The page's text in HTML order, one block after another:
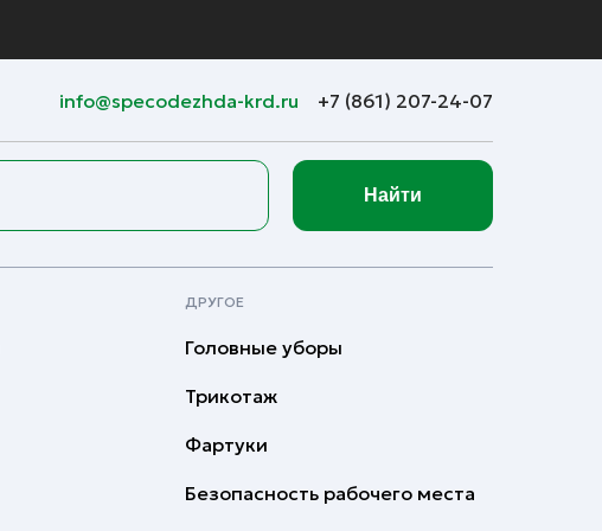
info@specodezhda-krd.ru +7 (861) 207-24-07
Найти
Головные уборы
Трикотаж
Фартуки
Безопасность рабочего места
ДРУГОЕ